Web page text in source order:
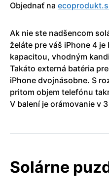
Objednať na
Ak nie ste nadšencom
želáte pre váš iPhone 4
kapacitou, vhodným
Takáto externá batéria
iPhone dvojnásobne. S
pritom objem telefónu
V balení je orámovanie v
Solárne